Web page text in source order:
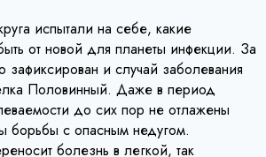
испытали на себе, какие
от новой для планеты инфекции. За
и случай заболевания
Половинный. Даже в период
до сих пор не отлажены
борьбы с опасным недугом.
болезнь в легкой, так